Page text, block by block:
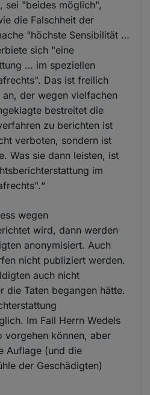
sei "beides möglich",
die Falschheit der
"höchste Sensibilität …
sich "eine
… im speziellen
Das ist freilich
an, der wegen vielfachen
bestreitet die
zu berichten ist
verboten, sondern ist
Was sie dann leisten, ist
im
wegen
wird, dann werden
anonymisiert. Auch
nicht publiziert werden.
auch nicht
die Taten begangen hätte.
Im Fall Herrn Wedels
vorgehen können, aber
Auflage (und die
der Geschädigten)